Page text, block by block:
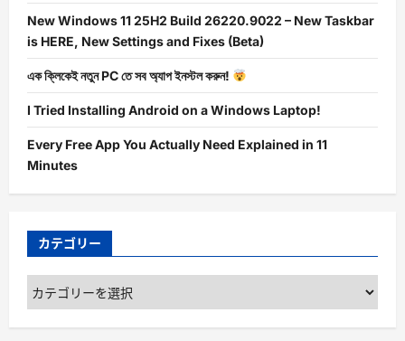
New Windows 11 25H2 Build 26220.9022 – New Taskbar
is HERE, New Settings and Fixes (Beta)
এক ক্লিকেই নতুন PC তে সব অ্যাপ ইনস্টল করুন!
I Tried Installing Android on a Windows Laptop!
Every Free App You Actually Need Explained in 11
Minutes
カテゴリー
カ
テ
ゴ